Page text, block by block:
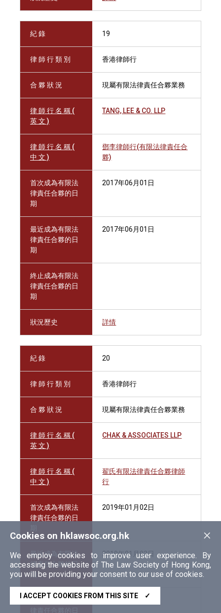
紀 錄 19
律 師 行 類 別 香港律師行
合 夥 狀 況 現屬有限法律責任合夥業務
律 師 行 名 稱 (
英 文 )
TANG, LEE & CO. LLP
律 師 行 名 稱 (
中 文 )
鄧李律師行(有限法律責任合
夥)
首次成為有限法
律責任合夥的日
期
2017年06月01日
最近成為有限法
律責任合夥的日
期
2017年06月01日
終止成為有限法
律責任合夥的日
期
狀況歷史 詳情
紀 錄 20
律 師 行 類 別 香港律師行
合 夥 狀 況 現屬有限法律責任合夥業務
律 師 行 名 稱 (
英 文 )
CHAK & ASSOCIATES LLP
律 師 行 名 稱 (
中 文 )
翟氏有限法律責任合夥律師
行
首次成為有限法
律責任合夥的日
2019年01月02日
最近成為有限法
律責任合夥的日
期
2019年01月02日
終止成為有限法
×
Cookies on hklawsoc.org.hk
We employ cookies to improve user experience. By
accessing the website of The Law Society of Hong Kong,
you will be providing your consent to our use of cookies.
I ACCEPT COOKIES FROM THIS SITE ✓